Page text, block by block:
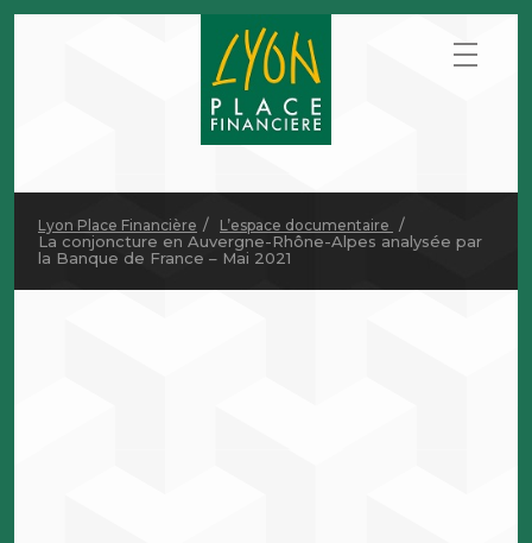
Lyon Place Financière L’espace documentaire
La conjoncture en Auvergne-Rhône-Alpes analysée par
la Banque de France – Mai 2021